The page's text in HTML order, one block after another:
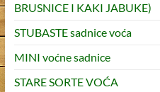
BRUSNICE I KAKI JABUKE)
STUBASTE sadnice voća
MINI voćne sadnice
STARE SORTE VOĆA